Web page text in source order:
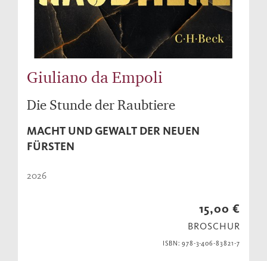
Giuliano da Empoli
Die Stunde der Raubtiere
MACHT UND GEWALT DER NEUEN
FÜRSTEN
2026
15,00 €
BROSCHUR
ISBN: 978-3-406-83821-7